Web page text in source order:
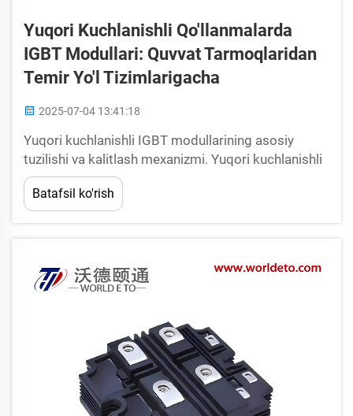
Yuqori Kuchlanishli Qo'llanmalarda
IGBT Modullari: Quvvat Tarmoqlaridan
Temir Yo'l Tizimlarigacha
2025-07-04 13:41:18
Yuqori kuchlanishli IGBT modullarining asosiy
tuzilishi va kalitlash mexanizmi. Yuqori kuchlanishli
izolyatsiya qiluvchi parda bipolyar tranzistor (IGBT)
moduli quvvat elektronikasi muhandislik san'atidir,
aniq yarimo'tkazgich dizayni va mustahkam pak...
Batafsil ko'rish